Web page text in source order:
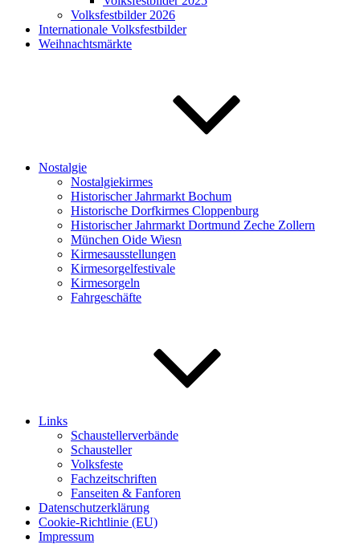
Volksfestbilder 2026
Internationale Volksfestbilder
Weihnachtsmärkte
Nostalgie
Nostalgiekirmes
Historischer Jahrmarkt Bochum
Historische Dorfkirmes Cloppenburg
Historischer Jahrmarkt Dortmund Zeche Zollern
München Oide Wiesn
Kirmesausstellungen
Kirmesorgelfestivale
Kirmesorgeln
Fahrgeschäfte
Links
Schaustellerverbände
Schausteller
Volksfeste
Fachzeitschriften
Fanseiten & Fanforen
Datenschutzerklärung
Cookie-Richtlinie (EU)
Impressum